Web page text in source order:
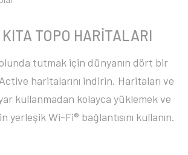
TOPO HARİTALARI
tutmak için dünyanın dört bir
haritalarını indirin. Haritaları ve
kullanmadan kolayca yüklemek ve
yerleşik Wi-Fi® bağlantısını kullanın.